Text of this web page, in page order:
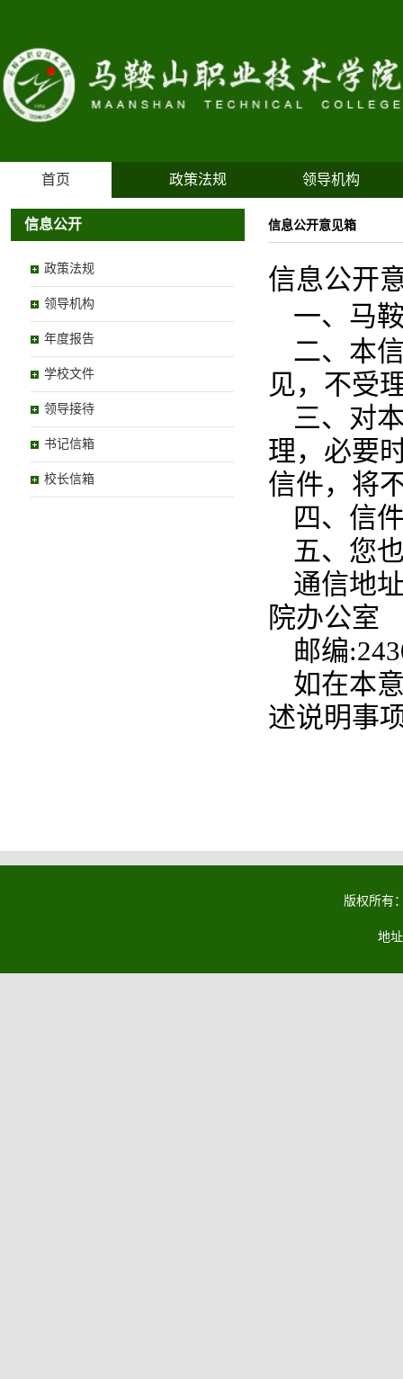
首页 政策法规 领导机构
信息公开
政策法规
领导机构
年度报告
学校文件
领导接待
书记信箱
校长信箱
信息公开意见箱
信息公开
一、马
二、本
见，不受
三、对
理，必要
信件，将
四、信
五、您
通信地
院办公室
邮编
如在本
述说明事
版权所有
地